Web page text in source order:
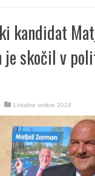
kandidat
je skočil v
Lokalne volitve 2018